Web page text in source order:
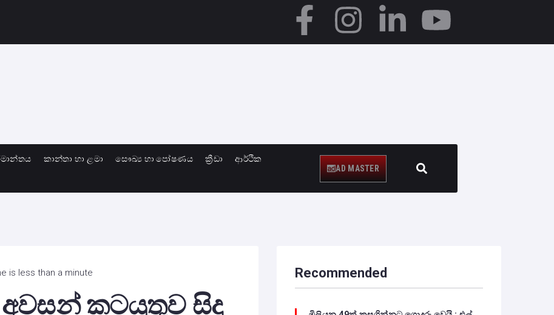
කාන්තා හා ළමා සෞඛ්‍ය හා පෝෂණය ක්‍රීඩා
ආර්ථික
AD MASTER
is less than a minute
අවසන් කටයුතුව සිදු
Recommended